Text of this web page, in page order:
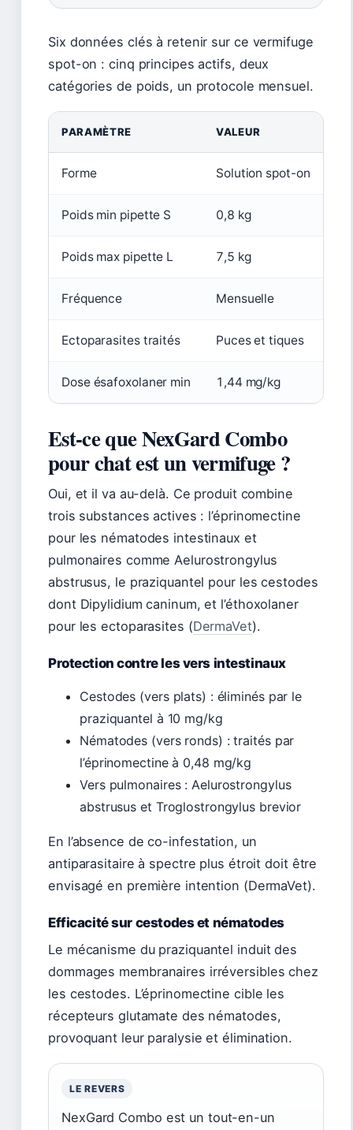
Six données clés à retenir sur ce vermifuge
spot-on : cinq principes actifs, deux
catégories de poids, un protocole mensuel.
PARAMÈTRE VALEUR
Forme Solution spot-on
Poids min pipette S 0,8 kg
Poids max pipette L 7,5 kg
Fréquence Mensuelle
Ectoparasites traités Puces et tiques
Dose ésafoxolaner min 1,44 mg/kg
Est-ce que NexGard Combo
pour chat est un vermifuge ?
Oui, et il va au-delà. Ce produit combine
trois substances actives : l’éprinomectine
pour les nématodes intestinaux et
pulmonaires comme Aelurostrongylus
abstrusus, le praziquantel pour les cestodes
dont Dipylidium caninum, et l’éthoxolaner
pour les ectoparasites (DermaVet).
Protection contre les vers intestinaux
Cestodes (vers plats) : éliminés par le
praziquantel à 10 mg/kg
Nématodes (vers ronds) : traités par
l’éprinomectine à 0,48 mg/kg
Vers pulmonaires : Aelurostrongylus
abstrusus et Troglostrongylus brevior
En l’absence de co-infestation, un
antiparasitaire à spectre plus étroit doit être
envisagé en première intention (DermaVet).
Efficacité sur cestodes et nématodes
Le mécanisme du praziquantel induit des
dommages membranaires irréversibles chez
les cestodes. L’éprinomectine cible les
récepteurs glutamate des nématodes,
provoquant leur paralysie et élimination.
LE REVERS
NexGard Combo est un tout-en-un